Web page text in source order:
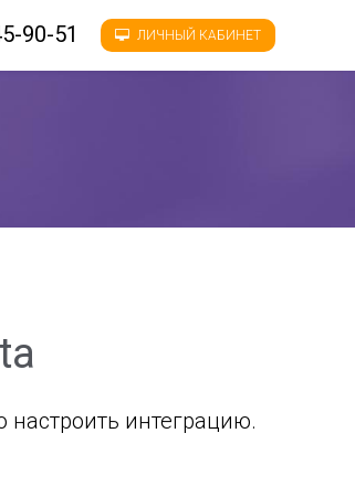
90-51 ЛИЧНЫЙ КАБИНЕТ
настроить интеграцию.